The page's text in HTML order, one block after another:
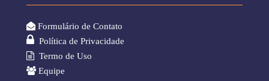
Formulário de Contato
Política de Privacidade
Termo de Uso
Equipe